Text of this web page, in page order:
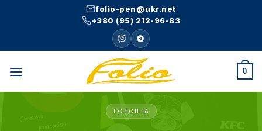
folio-pen@ukr.net
+380 (95) 212-96-83
0
ГОЛОВНА